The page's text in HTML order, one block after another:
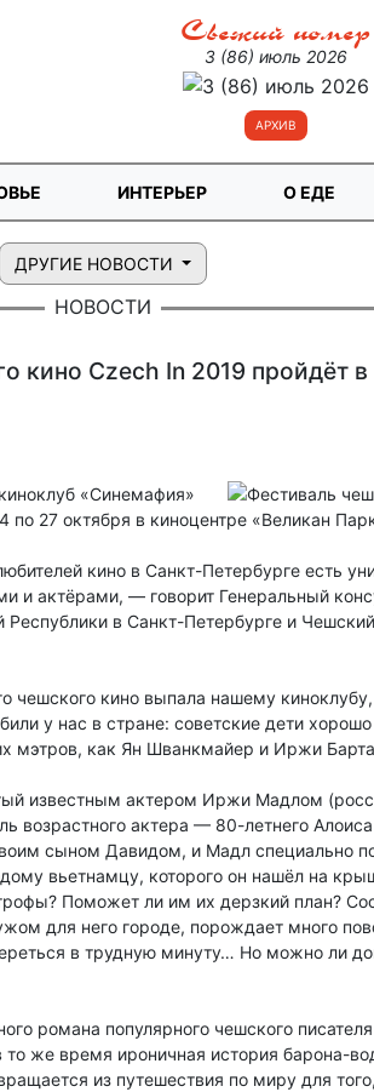
Свежий номер
3 (86) июль 2026
АРХИВ
ИНТЕРЬЕР О ЕДЕ
ДРУГИЕ НОВОСТИ
НОВОСТИ
кино Czech In 2019 пройдёт
«Синемафия»
по 27 октября в киноцентре «Великан
кино в Санкт-Петербурге есть
и актёрами, — говорит Генеральный
в Санкт-Петербурге и
чешского кино выпала нашему
у нас в стране: советские дети
мэтров, как Ян Шванкмайер и Иржи
известным актером Иржи Мадлом
актера — 80-летнего
сыном Давидом, и Мадл специально
вьетнамцу, которого он нашёл на
Поможет ли им их дерзкий план?
для него городе, порождает много
в трудную минуту… Но можно ли
романа популярного чешского
же время ироничная история барона-
из путешествия по миру для